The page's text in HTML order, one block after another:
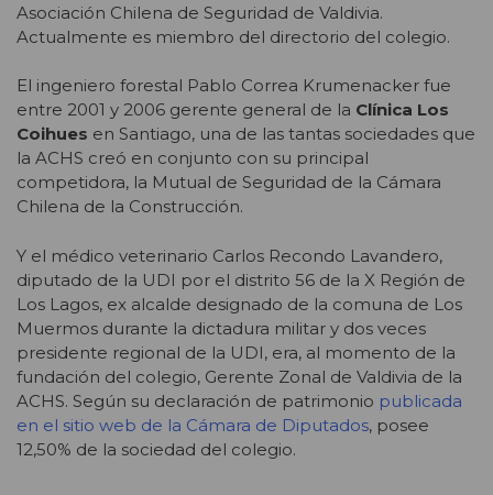
Asociación Chilena de Seguridad de Valdivia.
Actualmente es miembro del directorio del colegio.
El ingeniero forestal Pablo Correa Krumenacker fue
entre 2001 y 2006 gerente general de la Clínica Los
Coihues en Santiago, una de las tantas sociedades que
la ACHS creó en conjunto con su principal
competidora, la Mutual de Seguridad de la Cámara
Chilena de la Construcción.
Y el médico veterinario Carlos Recondo Lavandero,
diputado de la UDI por el distrito 56 de la X Región de
Los Lagos, ex alcalde designado de la comuna de Los
Muermos durante la dictadura militar y dos veces
presidente regional de la UDI, era, al momento de la
fundación del colegio, Gerente Zonal de Valdivia de la
ACHS. Según su declaración de patrimonio publicada
en el sitio web de la Cámara de Diputados, posee
12,50% de la sociedad del colegio.